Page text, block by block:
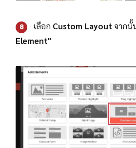
8 เลือก Custom Layout จากนั้
Element"